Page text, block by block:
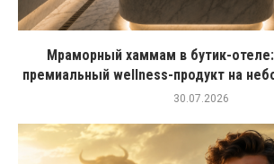
Мраморный хаммам в бутик-
премиальный wellness-продукт на
30.07.2026